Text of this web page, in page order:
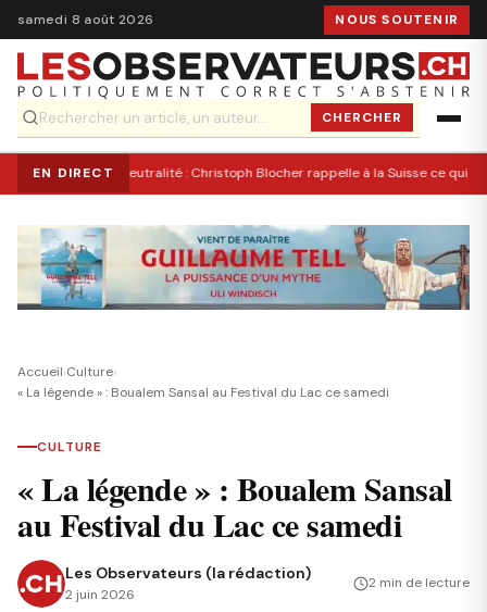
samedi 8 août 2026 NOUS SOUTENIR
CHERCHER
EN DIRECT Neutralité : Christoph Blocher rappelle à la Suisse ce qui l’a
Accueil›Culture›
« La légende » : Boualem Sansal au Festival du Lac ce samedi
CULTURE
« La légende » : Boualem Sansal
au Festival du Lac ce samedi
Les Observateurs (la rédaction)
2 juin 2026
2 min de lecture